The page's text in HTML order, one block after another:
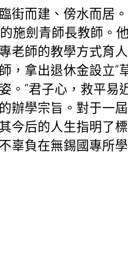
街而建、傍水而居
施劍青師長教師。
老師的教學方式育
，拿出退休金設立“
。“君子心，救平易
辦學宗旨。對于一屆
今后的人生指明了
辜負在無錫國專所